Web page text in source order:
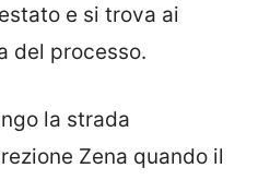
e si trova ai
del processo.
la strada
Zena quando il